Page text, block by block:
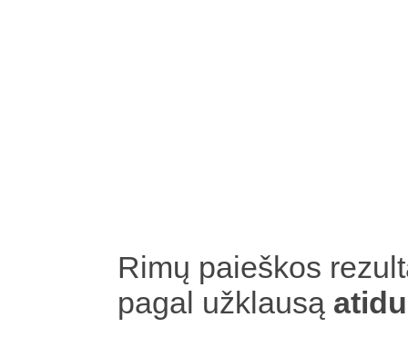
Rimų paieškos
pagal užklausą